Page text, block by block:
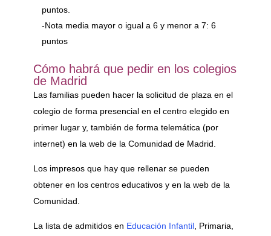
puntos.
-Nota media mayor o igual a 6 y menor a 7: 6
puntos
Cómo habrá que pedir en los colegios
de Madrid
Las familias pueden hacer la solicitud de plaza en el
colegio de forma presencial en el centro elegido en
primer lugar y, también de forma telemática (por
internet) en la web de la Comunidad de Madrid.
Los impresos que hay que rellenar se pueden
obtener en los centros educativos y en la web de la
Comunidad.
La lista de admitidos en Educación Infantil, Primaria,